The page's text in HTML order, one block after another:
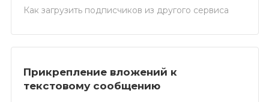
Как загрузить подписчиков из другого сервиса
Прикрепление вложений к
текстовому сообщению